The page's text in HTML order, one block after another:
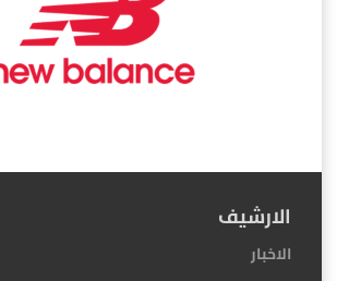
الارشيف
الاخبار